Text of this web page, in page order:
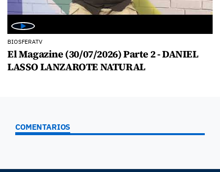
BIOSFERATV
El Magazine (30/07/2026) Parte 2 - DANIEL
LASSO LANZAROTE NATURAL
COMENTARIOS